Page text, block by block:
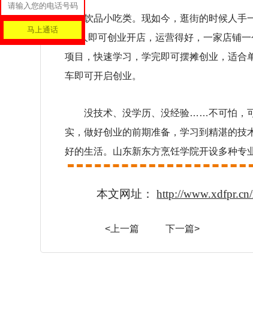
饮品小吃类。现如今，逛街的时候人手
1-2人即可创业开店，运营得好，一家店铺
项目，快速学习，学完即可摆摊创业，适合
车即可开启创业。
没技术、没学历、没经验……不可怕，
实，做好创业的前期准备，学习到精湛的
好的生活。山东新东方烹饪学院开设多种专
本文网址： http://
<上一篇 下一篇>